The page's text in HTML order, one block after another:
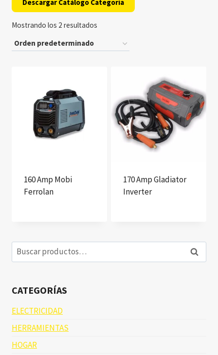
Descargar Catálogo Categoría
Mostrando los 2 resultados
160 Amp Mobi
Ferrolan
170 Amp Gladiator
Inverter
Buscar
por:
Buscar
CATEGORÍAS
ELECTRICIDAD
HERRAMIENTAS
HOGAR